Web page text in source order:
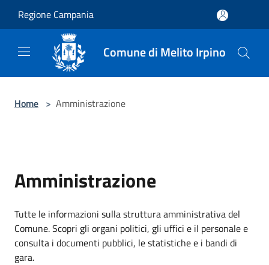
Regione Campania
Comune di Melito Irpino
Home > Amministrazione
Amministrazione
Tutte le informazioni sulla struttura amministrativa del
Comune. Scopri gli organi politici, gli uffici e il personale e
consulta i documenti pubblici, le statistiche e i bandi di
gara.